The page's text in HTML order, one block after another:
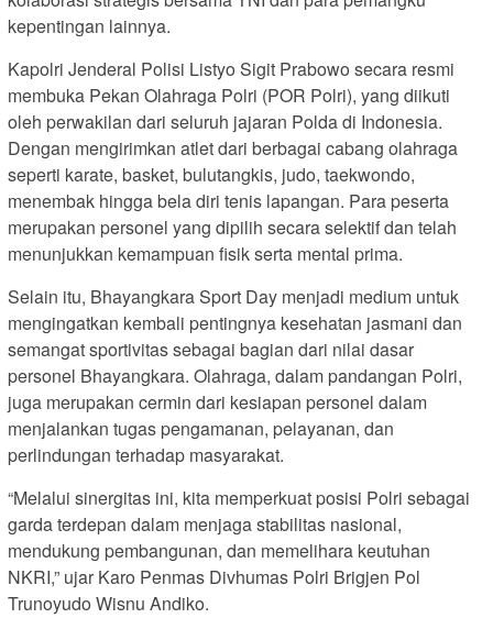
kepentingan lainnya.
Kapolri Jenderal Polisi Listyo Sigit Prabowo secara resmi
membuka Pekan Olahraga Polri (POR Polri), yang diikuti
oleh perwakilan dari seluruh jajaran Polda di Indonesia.
Dengan mengirimkan atlet dari berbagai cabang olahraga
seperti karate, basket, bulutangkis, judo, taekwondo,
menembak hingga bela diri tenis lapangan. Para peserta
merupakan personel yang dipilih secara selektif dan telah
menunjukkan kemampuan fisik serta mental prima.
Selain itu, Bhayangkara Sport Day menjadi medium untuk
mengingatkan kembali pentingnya kesehatan jasmani dan
semangat sportivitas sebagai bagian dari nilai dasar
personel Bhayangkara. Olahraga, dalam pandangan Polri,
juga merupakan cermin dari kesiapan personel dalam
menjalankan tugas pengamanan, pelayanan, dan
perlindungan terhadap masyarakat.
“Melalui sinergitas ini, kita memperkuat posisi Polri sebagai
garda terdepan dalam menjaga stabilitas nasional,
mendukung pembangunan, dan memelihara keutuhan
NKRI,” ujar Karo Penmas Divhumas Polri Brigjen Pol
Trunoyudo Wisnu Andiko.